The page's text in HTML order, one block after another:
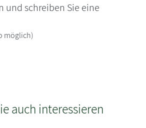
und schreiben Sie eine
möglich)
auch interessieren